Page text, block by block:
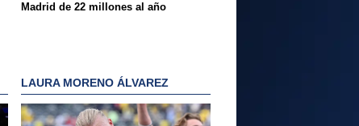
Madrid de 22 millones al año
LAURA MORENO ÁLVAREZ